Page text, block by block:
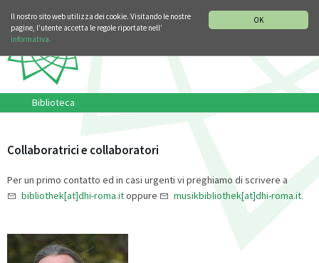
OK
Il nostro sito web utilizza dei cookie. Visitando le nostre
pagine, l’utente accetta le regole riportate nell’
informativa.
Biblioteca
Collaboratrici e collaboratori
Per un primo contatto ed in casi urgenti vi preghiamo di scrivere a
bibliothek[at]dhi-roma.itoppure musikbibliothek[at]dhi-roma.it.